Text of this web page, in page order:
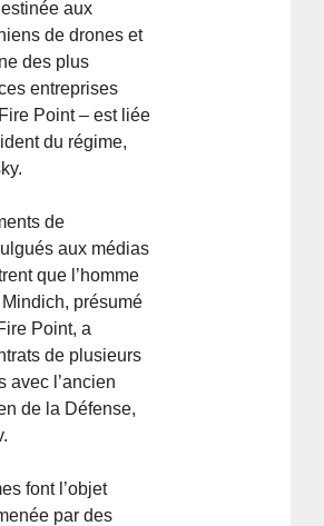
aux
de drones et
des plus
entreprises
Point – est liée
du régime,
de
aux médias
que l’homme
Mindich, présumé
Point, a
de plusieurs
avec l’ancien
de la Défense,
font l’objet
par des